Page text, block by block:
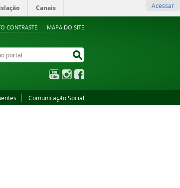
CONTRASTE MAPA DO SITE
Canais Acessar
YouTubeInstagram
Comunicação Social